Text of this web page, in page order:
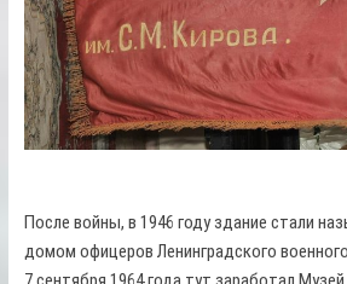
После войны, в 1946 году здание стали
домом офицеров Ленинградского